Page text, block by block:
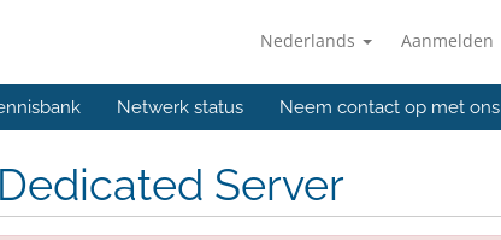
Nederlands Aanmelden
Netwerk status Neem contact op met ons
Server